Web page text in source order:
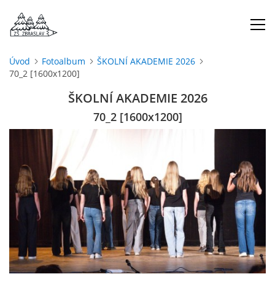
ÚVOD
ŠKOLNÍ ROK
DOKUMENTY
ŠKOLSKÁ RADA
PROJEKTY
Úvod Fotoalbum
ŠKOLNÍ AKADEMIE 2026
70_2 [1600x1200]
ŠKOLNÍ AKADEMIE 2026
70_2 [1600x1200]